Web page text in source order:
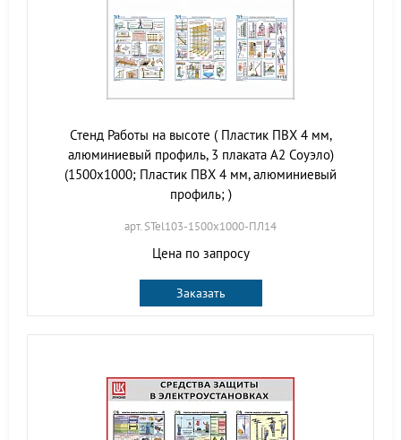
Стенд Работы на высоте ( Пластик ПВХ 4 мм,
алюминиевый профиль, 3 плаката А2 Соуэло)
(1500х1000; Пластик ПВХ 4 мм, алюминиевый
профиль; )
арт. STel103-1500х1000-ПЛ14
Цена по запросу
Заказать